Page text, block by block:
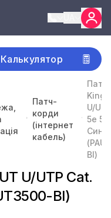
Калькулятор
Патч-
корди
(інтернет
кабель)
U/
5e 5
Синій
Bl)
U/UTP Cat.
Bl)